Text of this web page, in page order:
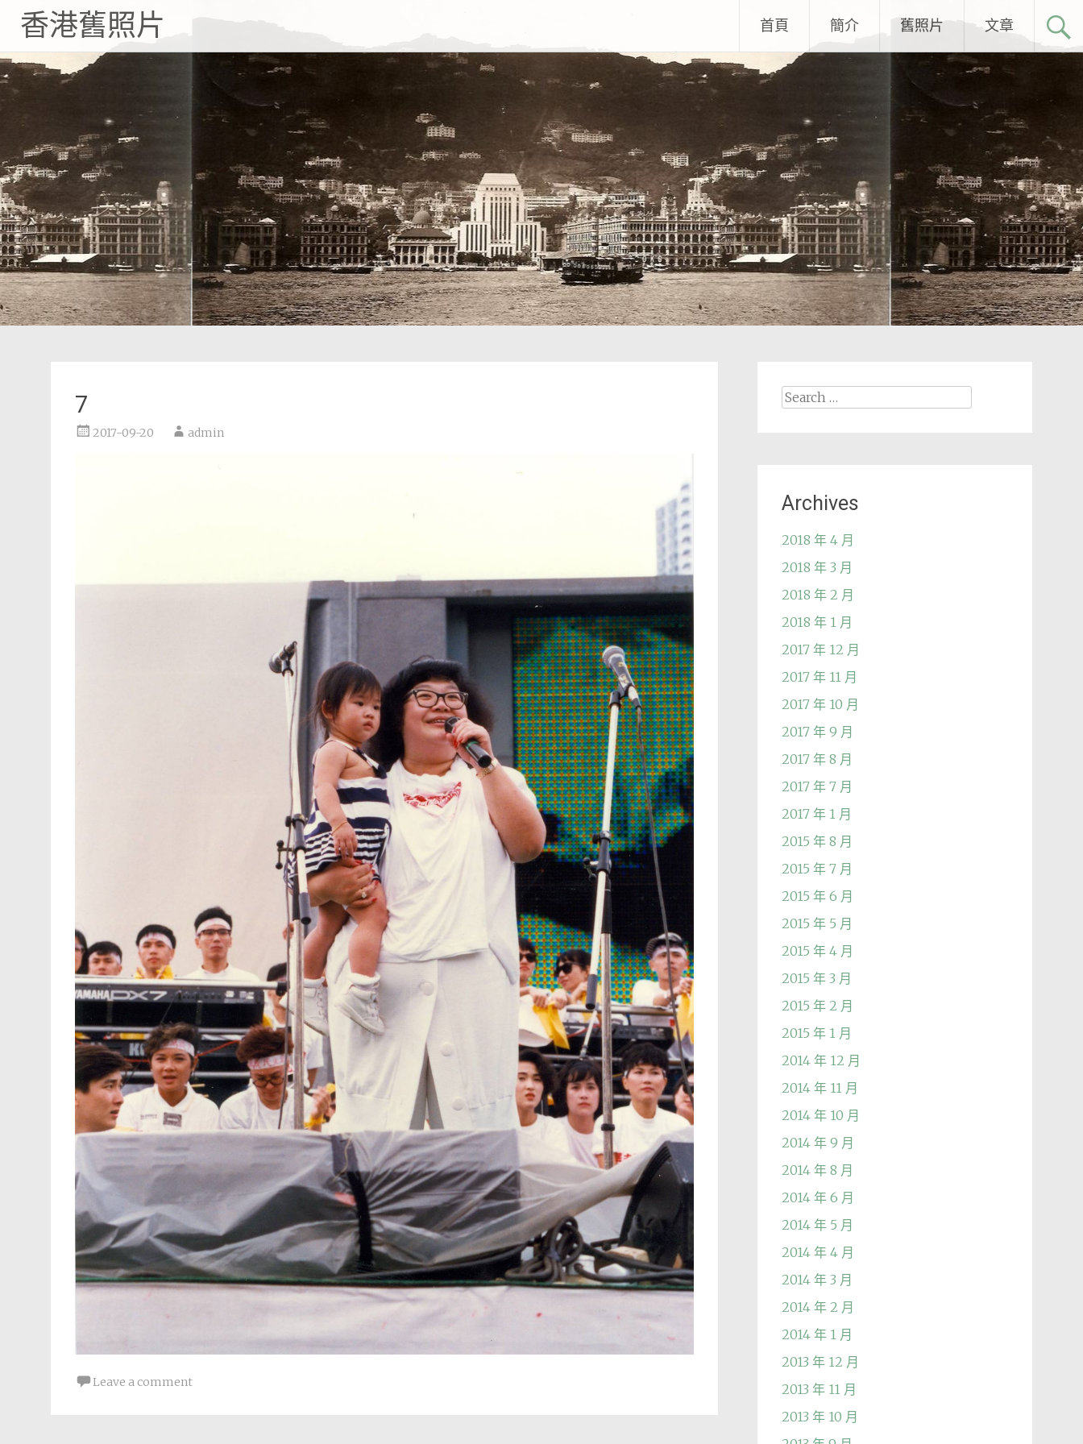
Skip
content
香港舊照片 首頁 簡介 舊照片 文章
7
2017-09-20 admin
Leave a comment
Search
Archives
2018 年 4 月
2018 年 3 月
2018 年 2 月
2018 年 1 月
2017 年 12 月
2017 年 11 月
2017 年 10 月
2017 年 9 月
2017 年 8 月
2017 年 7 月
2017 年 1 月
2015 年 8 月
2015 年 7 月
2015 年 6 月
2015 年 5 月
2015 年 4 月
2015 年 3 月
2015 年 2 月
2015 年 1 月
2014 年 12 月
2014 年 11 月
2014 年 10 月
2014 年 9 月
2014 年 8 月
2014 年 6 月
2014 年 5 月
2014 年 4 月
2014 年 3 月
2014 年 2 月
2014 年 1 月
2013 年 12 月
2013 年 11 月
2013 年 10 月